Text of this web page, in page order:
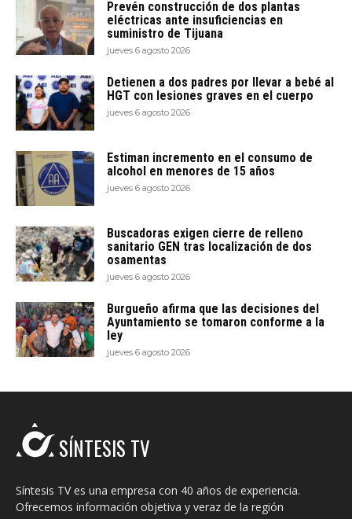
Prevén construcción de dos plantas
eléctricas ante insuficiencias en
suministro de Tijuana
jueves 6 agosto 2026
Detienen a dos padres por llevar a bebé al
HGT con lesiones graves en el cuerpo
jueves 6 agosto 2026
Estiman incremento en el consumo de
alcohol en menores de 15 años
jueves 6 agosto 2026
Buscadoras exigen cierre de relleno
sanitario GEN tras localización de dos
osamentas
jueves 6 agosto 2026
Burgueño afirma que las decisiones del
Ayuntamiento se tomaron conforme a la
ley
jueves 6 agosto 2026
SÍNTESIS TV
Síntesis TV es una empresa con 40 años de experiencia.
Ofrecemos información objetiva y veraz de la región